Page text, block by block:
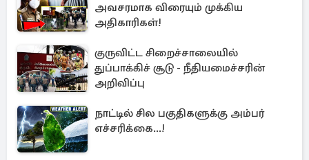
அவசரமாக விரையும் முக்கிய
அதிகாரிகள்!
குருவிட்ட சிறைச்சாலையில்
துப்பாக்கிச் சூடு - நீதியமைச்சரின்
அறிவிப்பு
நாட்டில் சில பகுதிகளுக்கு அம்பர்
எச்சரிக்கை...!